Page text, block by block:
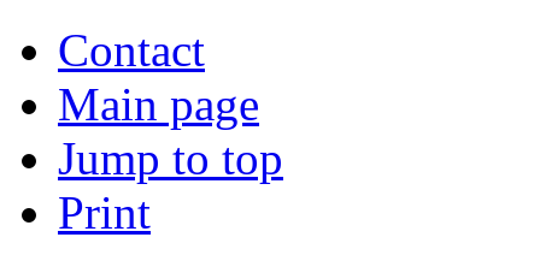
Contact
Main page
Jump to top
Print